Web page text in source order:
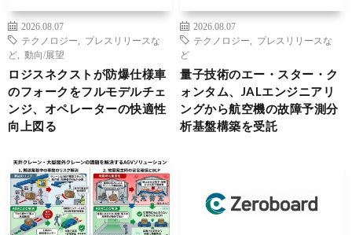
2026.08.07
テクノロジー
プレスリリースな
ど
動向/展望
ロジスネクストが防爆仕様車
のフォークをフルモデルチェ
ンジ、オペレーターの快適性
向上図る
2026.08.07
テクノロジー
プレスリリースな
ど
量子技術のエー・スター・ク
ォンタム、JALエンジニアリ
ングから航空機の故障予測分
析基盤構築を受託